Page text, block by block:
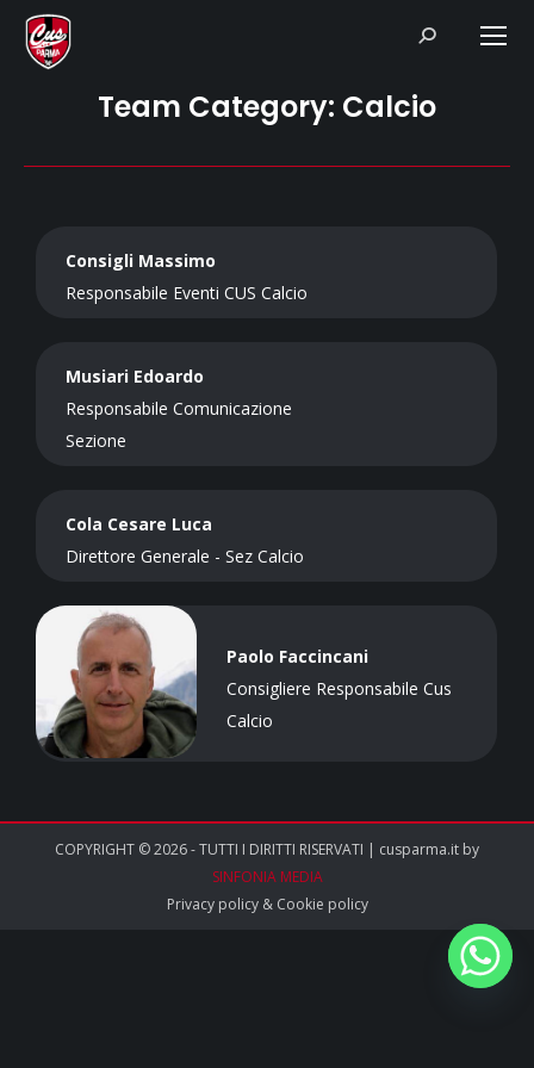
Search:
Team Category: Calcio
Consigli Massimo
Responsabile Eventi CUS Calcio
Musiari Edoardo
Responsabile Comunicazione
Sezione
Cola Cesare Luca
Direttore Generale - Sez Calcio
Paolo Faccincani
Consigliere Responsabile Cus
Calcio
COPYRIGHT © 2026 - TUTTI I DIRITTI RISERVATI | cusparma.it by
SINFONIA MEDIA
Privacy policy& Cookie policy